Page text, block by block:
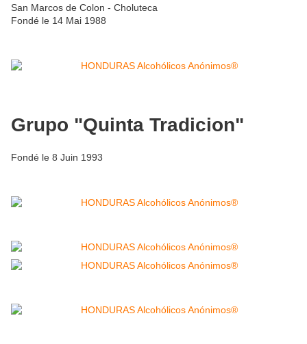
San Marcos de Colon - Choluteca
Fondé le 14 Mai 1988
Grupo "Quinta Tradicion"
Fondé le 8 Juin 1993